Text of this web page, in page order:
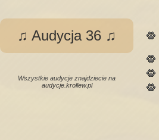
♫ Audycja 36 ♫
Wszystkie audycje znajdziecie na
audycje.krollew.pl